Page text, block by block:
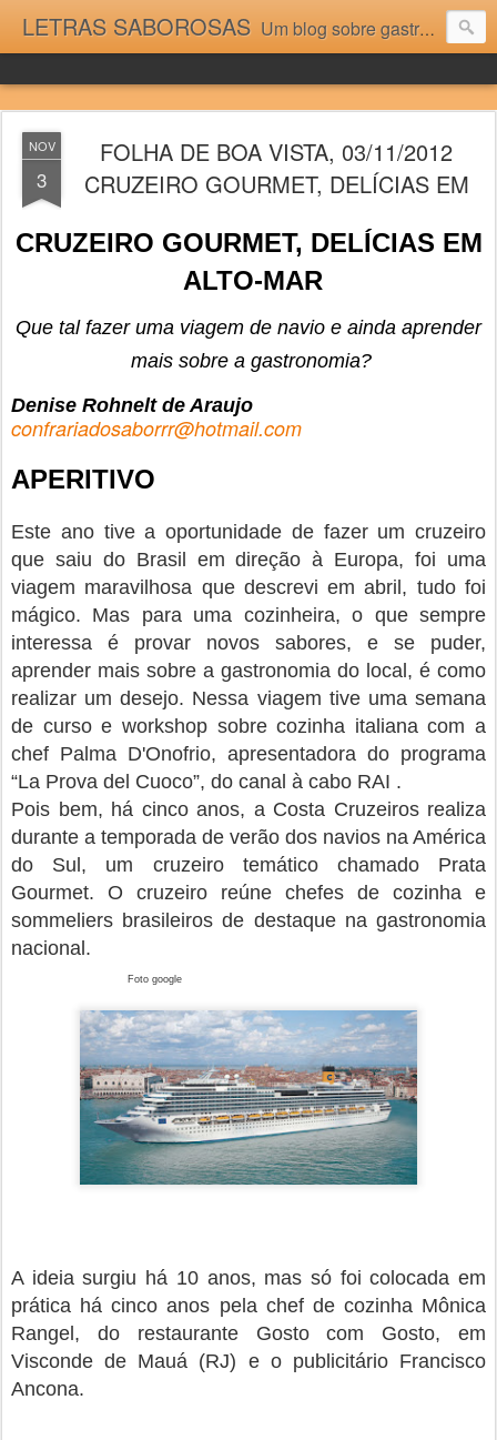
LETRAS SABOROSAS Um blog sobre gastronomia para as pessoas que gostam da boa cozinha. Dicas, receitas, notícias gastronômicas e viagens do Caburaí ao Chuí. Vou adorar tê-los na minha cozinha acima do Equador.
NOV
3
FOLHA DE BOA VISTA, 03/11/2012
CRUZEIRO GOURMET, DELÍCIAS EM
CRUZEIRO GOURMET, DELÍCIAS EM
ALTO-MAR
Que tal fazer uma viagem de navio e ainda aprender
mais sobre a gastronomia?
Denise Rohnelt de Araujo
confrariadosaborrr@hotmail.com
APERITIVO
Este ano tive a oportunidade de fazer um cruzeiro
que saiu do Brasil em direção à Europa, foi uma
viagem maravilhosa que descrevi em abril, tudo foi
mágico. Mas para uma cozinheira, o que sempre
interessa é provar novos sabores, e se puder,
aprender mais sobre a gastronomia do local, é como
realizar um desejo. Nessa viagem tive uma semana
de curso e workshop sobre cozinha italiana com a
chef Palma D'Onofrio, apresentadora do programa
“La Prova del Cuoco”, do canal à cabo RAI .
Pois bem, há cinco anos, a Costa Cruzeiros realiza
durante a temporada de verão dos navios na América
do Sul, um cruzeiro temático chamado Prata
Gourmet. O cruzeiro reúne chefes de cozinha e
sommeliers brasileiros de destaque na gastronomia
nacional.
Foto google
A ideia surgiu há 10 anos, mas só foi colocada em
prática há cinco anos pela chef de cozinha Mônica
Rangel, do restaurante Gosto com Gosto, em
Visconde de Mauá (RJ) e o publicitário Francisco
Ancona.